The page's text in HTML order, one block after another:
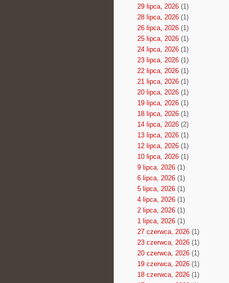
29 lipca, 2026(1)
28 lipca, 2026(1)
26 lipca, 2026(1)
25 lipca, 2026(1)
24 lipca, 2026(1)
23 lipca, 2026(1)
22 lipca, 2026(1)
21 lipca, 2026(1)
20 lipca, 2026(1)
19 lipca, 2026(1)
18 lipca, 2026(1)
14 lipca, 2026(2)
13 lipca, 2026(1)
12 lipca, 2026(1)
10 lipca, 2026(1)
9 lipca, 2026(1)
6 lipca, 2026(1)
5 lipca, 2026(1)
4 lipca, 2026(1)
2 lipca, 2026(1)
1 lipca, 2026(1)
27 czerwca, 2026(1)
23 czerwca, 2026(1)
20 czerwca, 2026(1)
19 czerwca, 2026(1)
18 czerwca, 2026(1)